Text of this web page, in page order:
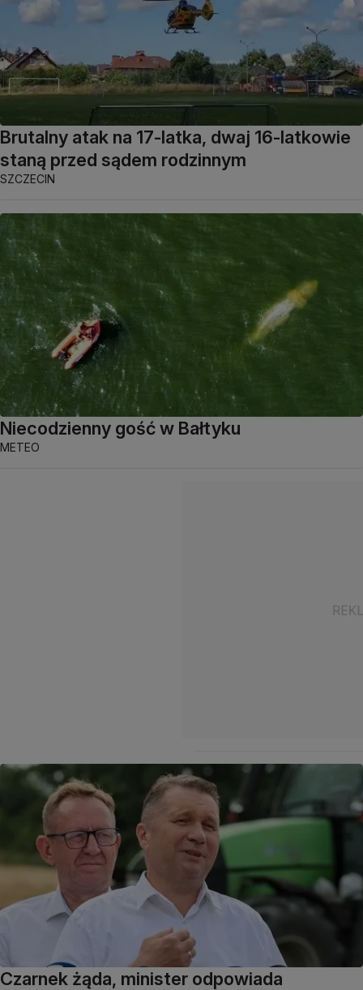
Brutalny atak na 17-latka, dwaj 16-latkowie
staną przed sądem rodzinnym
SZCZECIN
Niecodzienny gość w Bałtyku
METEO
Czarnek żąda, minister odpowiada